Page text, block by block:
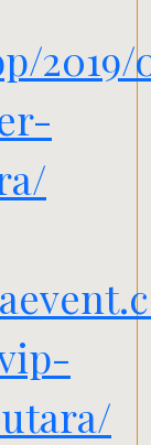
2019/